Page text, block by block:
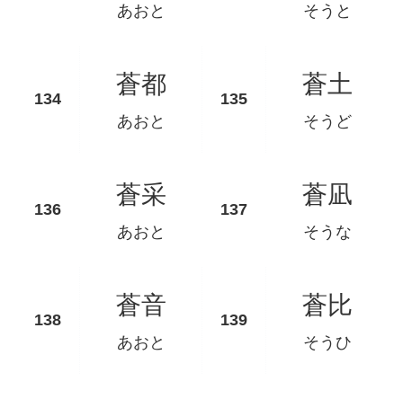
あおと そうと
蒼都
あおと
蒼土
そうど
蒼采
あおと
蒼凪
そうな
蒼音
あおと
蒼比
そうひ